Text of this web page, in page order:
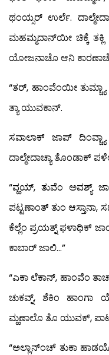
ಥಂಯ್ಸರ್ ಉರ್ಲೆ.
ಮಹಮ್ಮದಾನ್‍ಯೀ ಚಿಕ್ಕೆ ತಕ್ಲಿ
ಯೋಜನಾಚೊ ಆನಿ
“ತರ್, ಹಾಂವೆಂಯೀ
ತ್ಯಾ ಯುವಕಾನ್.
ಸವಾಲಾಕ್ ಜಾಪ್
ದಾಲ್ಮೇದಾಚ್ಯಾ ತೊಂಡಾಕ್
“ವ್ಹಯ್, ತುವೆಂ ಅವಶ್ಯ್
ಪಟ್ಟಣಾಂತ್ ತುಂ ಆಸ್ತಾನಾ,
ಕೆಲ್ಲೆಂ ಪ್ರಯತ್ನ್ ಫಳಾಧಿಕ್
ಕಾಬಾರ್ ಜಾಲಿ…”
“ಎಕಾ ಲೆಕಾನ್, ಹಾಂವೆಂ
ಚುಕವ್ನ್, ಶೆಕಿಂ ಹಾಂಗಾ
ಮ್ಹಣಾಲೊ ತೊ ಯುವಕ್,
“ಅಲ್ಲಾನ್‍ಂಚ್ ತುಕಾ